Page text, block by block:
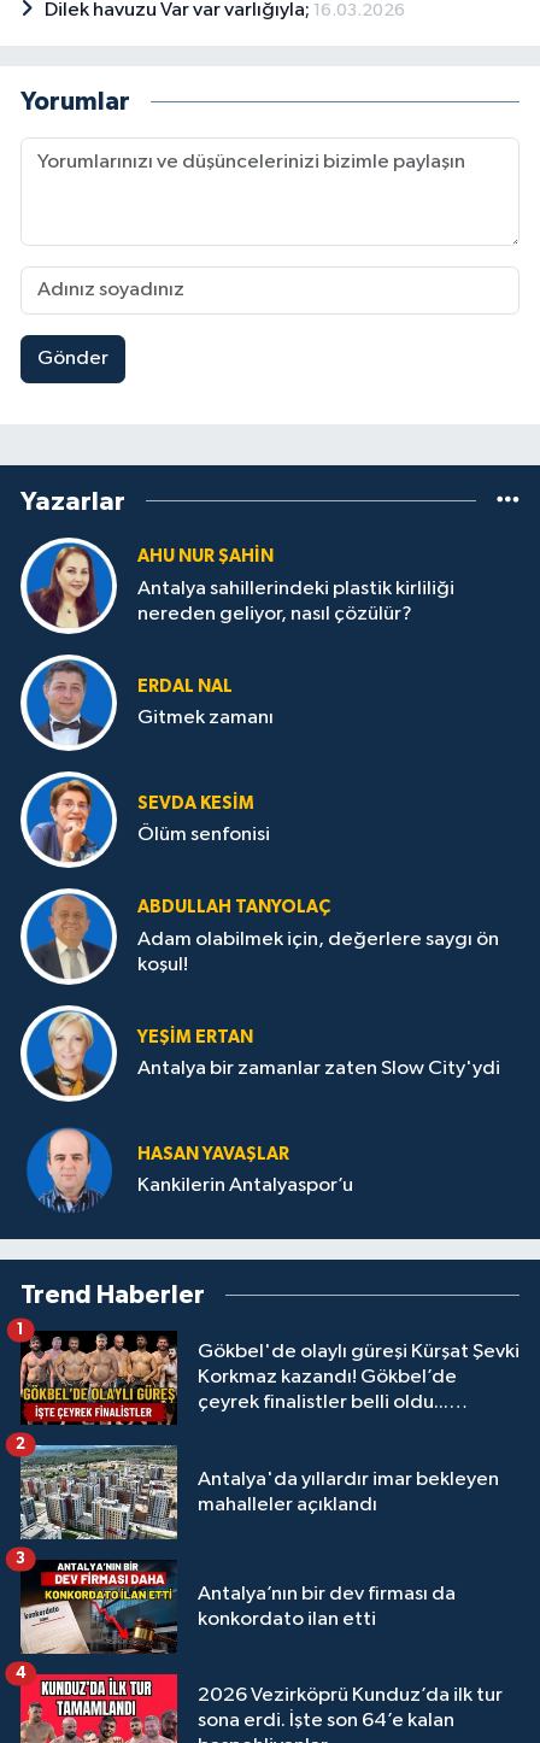
Dilek havuzu Var var varlığıyla; 16.03.2026
Yorumlar
Gönder
Yazarlar
AHU NUR ŞAHIN
Antalya sahillerindeki plastik kirliliği
nereden geliyor, nasıl çözülür?
ERDAL NAL
Gitmek zamanı
SEVDA KESİM
Ölüm senfonisi
ABDULLAH TANYOLAÇ
Adam olabilmek için, değerlere saygı ön
koşul!
YEŞIM ERTAN
Antalya bir zamanlar zaten Slow City'ydi
HASAN YAVAŞLAR
Kankilerin Antalyaspor’u
Trend Haberler
Gökbel'de olaylı güreşi Kürşat Şevki
Korkmaz kazandı! Gökbel’de
çeyrek finalistler belli oldu...
1
Antalya'da yıllardır imar bekleyen
mahalleler açıklandı
2
Antalya’nın bir dev firması da
konkordato ilan etti
3
2026 Vezirköprü Kunduz’da ilk tur
sona erdi. İşte son 64’e kalan
4